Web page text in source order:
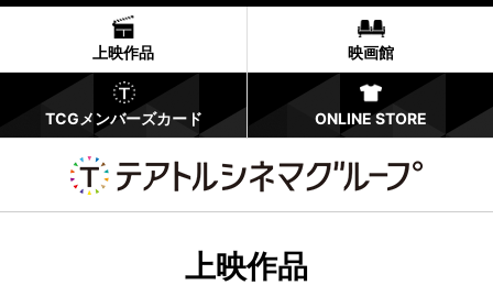
上映作品 映画館
TCGメンバーズカード ONLINE STORE
上映作品